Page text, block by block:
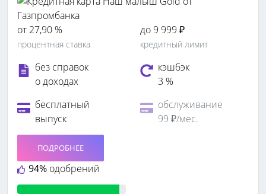
от 27,90 %
процентная ставка
до 9 999 ₽
кредитный лимит
без справок
о доходах
кэшбэк
3 %
бесплатный
выпуск
обслуживание
99 ₽/мес.
94% одобрений
ПОДРОБНЕЕ